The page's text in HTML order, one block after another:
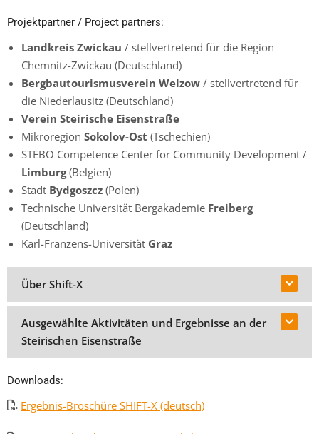
Projektpartner / Project partners:
Landkreis Zwickau / stellvertretend für die Region
Chemnitz-Zwickau (Deutschland)
Bergbautourismusverein Welzow / stellvertretend für
die Niederlausitz (Deutschland)
Verein Steirische Eisenstraße
Mikroregion Sokolov-Ost (Tschechien)
STEBO Competence Center for Community Development /
Limburg(Belgien)
Stadt Bydgoszcz (Polen)
Technische Universität Bergakademie Freiberg
(Deutschland)
Karl-Franzens-Universität Graz
Über Shift-X
Alt-industrielle Regionen waren lange Zeit nationale
Zentren der wirtschaftlichen Entwicklung in Mitteleuropa.
Globalisierung, Übergang von Plan- zu Marktwirtschaft
sowie andere Rahmenbedingungen verloren. Vor allem
Ausgewählte Aktivitäten und Ergebnisse an der
Steirischen Eisenstraße
Im Mittelpunkt von SHIFT-X stand das Kulturerbe als
Wandels altindustrieller Regionen. Ein Arbeitspaket
Downloads:
Ergebnis-Broschüre SHIFT-X (deutsch)